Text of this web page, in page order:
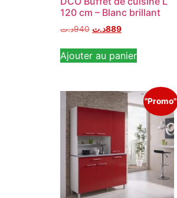
120 cm – Blanc brillant
940د.ت 889د.ت
Ajouter au panier
"Promo"